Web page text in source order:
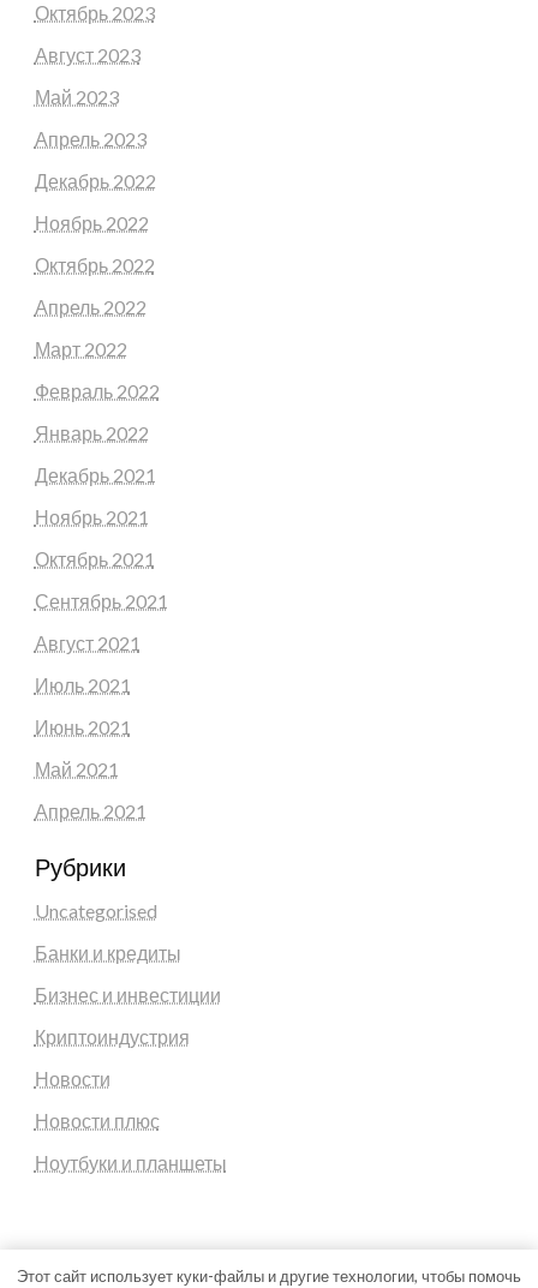
Октябрь 2023
Август 2023
Май 2023
Апрель 2023
Декабрь 2022
Ноябрь 2022
Октябрь 2022
Апрель 2022
Март 2022
Февраль 2022
Январь 2022
Декабрь 2021
Ноябрь 2021
Октябрь 2021
Сентябрь 2021
Август 2021
Июль 2021
Июнь 2021
Май 2021
Апрель 2021
Рубрики
Uncategorised
Банки и кредиты
Бизнес и инвестиции
Криптоиндустрия
Новости
Новости плюс
Ноутбуки и планшеты
Этот сайт использует куки-файлы и другие технологии, чтобы помочь